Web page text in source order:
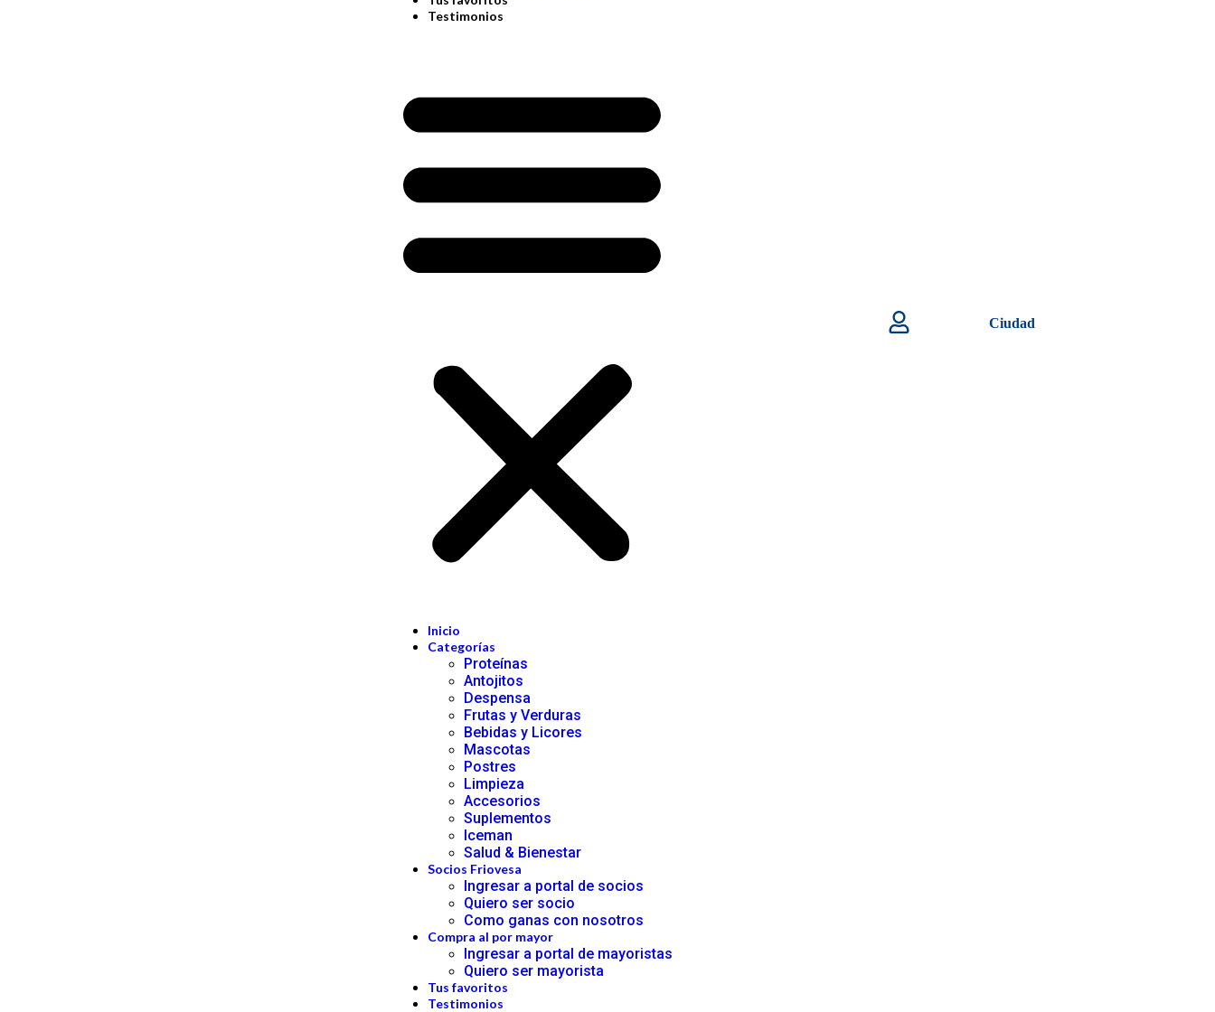
Testimonios
Inicio
Categorías
Proteínas
Antojitos
Despensa
Frutas y Verduras
Bebidas y Licores
Mascotas
Postres
Limpieza
Accesorios
Suplementos
Iceman
Salud & Bienestar
Socios Friovesa
Ingresar a portal de socios
Quiero ser socio
Como ganas con nosotros
Compra al por mayor
Ingresar a portal de mayoristas
Quiero ser mayorista
Tus favoritos
Testimonios
Ciudad